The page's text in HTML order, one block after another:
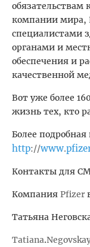
обязательствам
компании мира,
специалистами
органами и
обеспечения и
качественной
Вот уже более
жизнь тех, кто
Более
http://www.
Контакты для
Компания Pfizer
Татьяна
Tatiana.